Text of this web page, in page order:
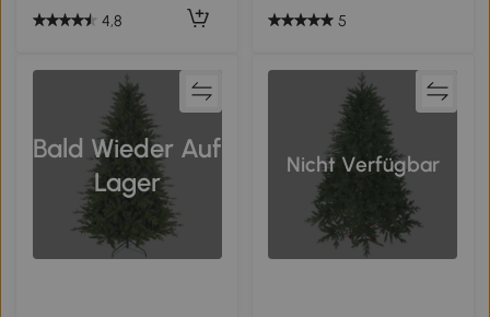
4,8 5
Bald Wieder Auf
Lager
Nicht Verfügbar